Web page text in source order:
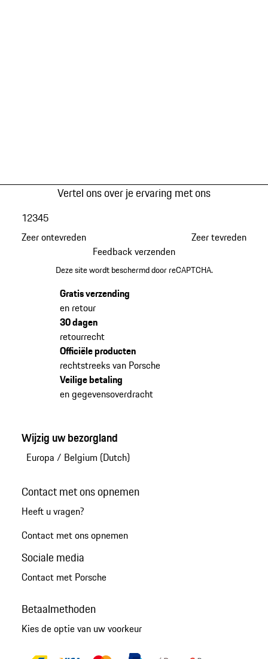
Vertel ons over je ervaring met ons
Zeer ontevreden
12345
Zeer tevreden
Feedback verzenden
Deze site wordt beschermd door reCAPTCHA.
Gratis verzending
en retour
30 dagen
retourrecht
Officiële producten
rechtstreeks van Porsche
Veilige betaling
en gegevensoverdracht
Wijzig uw bezorgland
Europa / Belgium (Dutch)
Contact met ons opnemen
Heeft u vragen?
Contact met ons opnemen
Sociale media
Contact met Porsche
Betaalmethoden
Kies de optie van uw voorkeur